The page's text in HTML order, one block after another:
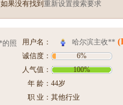
如果没有找到 重新设置搜索要求
用户名： 哈尔滨主收**
诚信度：
6%
人气值：
100%
年 龄： 44岁
职 业： 其他行业